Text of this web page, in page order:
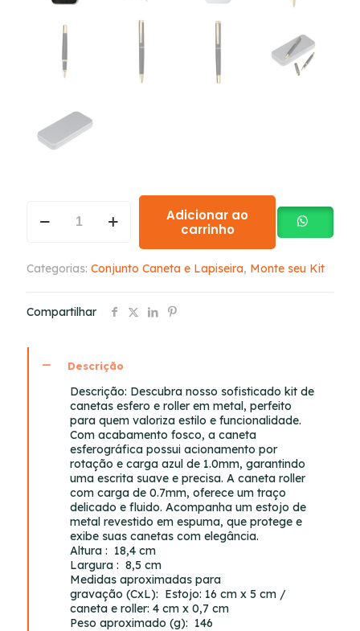
Adicionar ao
carrinho
Categorias: Conjunto Caneta e Lapiseira, Monte seu Kit
Compartilhar
Descrição
Descrição: Descubra nosso sofisticado kit de
canetas esfero e roller em metal, perfeito
para quem valoriza estilo e funcionalidade.
Com acabamento fosco, a caneta
esferográfica possui acionamento por
rotação e carga azul de 1.0mm, garantindo
uma escrita suave e precisa. A caneta roller
com carga de 0.7mm, oferece um traço
delicado e fluido. Acompanha um estojo de
metal revestido em espuma, que protege e
exibe suas canetas com elegância.
Altura : 18,4 cm
Largura : 8,5 cm
Medidas aproximadas para
gravação (CxL): Estojo: 16 cm x 5 cm /
caneta e roller: 4 cm x 0,7 cm
Peso aproximado (g): 146